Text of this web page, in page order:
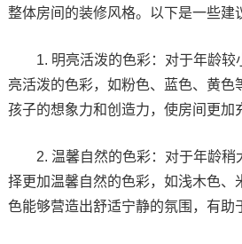
整体房间的装修风格。以下是一些建
1. 明亮活泼的色彩：对于年龄较
亮活泼的色彩，如粉色、蓝色、黄色
孩子的想象力和创造力，使房间更加
2. 温馨自然的色彩：对于年龄
择更加温馨自然的色彩，如浅木色、
色能够营造出舒适宁静的氛围，有助